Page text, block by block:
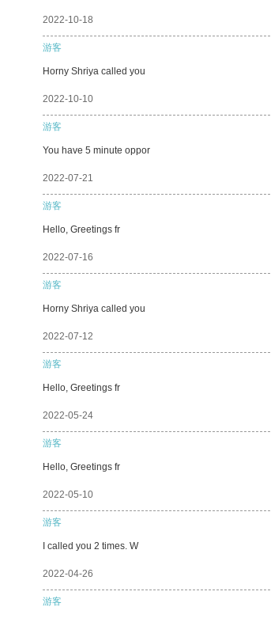
2022-10-18
游客
Horny Shriya called you
2022-10-10
游客
You have 5 minute oppor
2022-07-21
游客
Hello, Greetings fr
2022-07-16
游客
Horny Shriya called you
2022-07-12
游客
Hello, Greetings fr
2022-05-24
游客
Hello, Greetings fr
2022-05-10
游客
I called you 2 times. W
2022-04-26
游客